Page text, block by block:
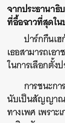
จากประธานา
ที่อื้อฉาวที่สุดใ
ปาร์กกึนเ
เธอสามารถเอ
ในการเลือกตั้ง
การชนะก
นับเป็นสัญญาณ
ทางเพศ เพรา